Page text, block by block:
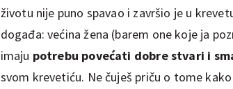
životu nije puno spavao i završio je u
događa: većina žena (barem one koje ja
imaju potrebu povećati dobre stvari i
svom krevetiću. Ne čuješ priču o tome